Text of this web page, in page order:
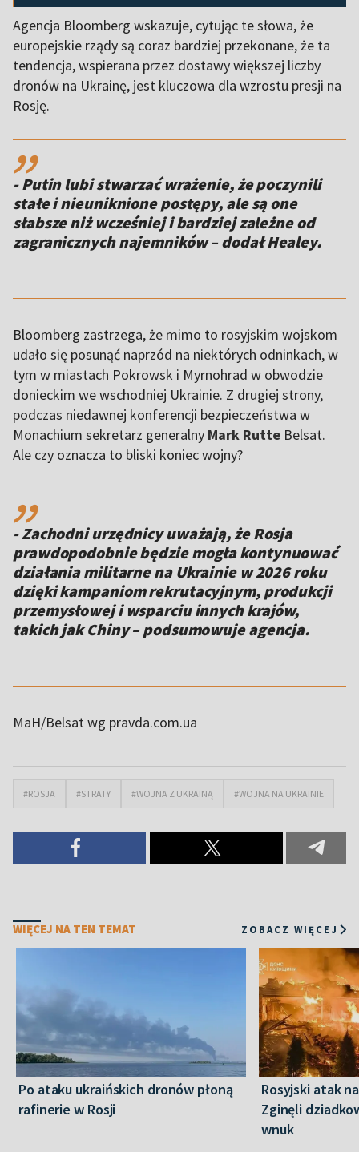
Agencja Bloomberg wskazuje, cytując te słowa, że
europejskie rządy są coraz bardziej przekonane, że ta
tendencja, wspierana przez dostawy większej liczby
dronów na Ukrainę, jest kluczowa dla wzrostu presji na
Rosję.
,,
- Putin lubi stwarzać wrażenie, że poczynili
stałe i nieuniknione postępy, ale są one
słabsze niż wcześniej i bardziej zależne od
zagranicznych najemników – dodał Healey.
Bloomberg zastrzega, że mimo to rosyjskim wojskom
udało się posunąć naprzód na niektórych odninkach, w
tym w miastach Pokrowsk i Myrnohrad w obwodzie
donieckim we wschodniej Ukrainie. Z drugiej strony,
podczas niedawnej konferencji bezpieczeństwa w
Monachium sekretarz generalny Mark Rutte Belsat.
Ale czy oznacza to bliski koniec wojny?
,,
- Zachodni urzędnicy uważają, że Rosja
prawdopodobnie będzie mogła kontynuować
działania militarne na Ukrainie w 2026 roku
dzięki kampaniom rekrutacyjnym, produkcji
przemysłowej i wsparciu innych krajów,
takich jak Chiny – podsumowuje agencja.
MaH/Belsat wg pravda.com.ua
#ROSJA #STRATY #WOJNA Z UKRAINĄ #WOJNA NA UKRAINIE
WIĘCEJ NA TEN TEMAT ZOBACZ WIĘCEJ
Po ataku ukraińskich dronów płoną
rafinerie w Rosji
Rosyjski atak
Zginęli
wnuk